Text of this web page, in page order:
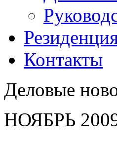
Контакты
Деловые
НОЯБРЬ